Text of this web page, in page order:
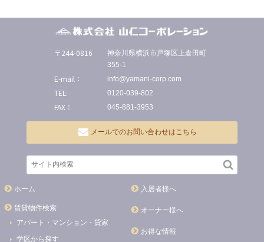
〒244-0816
神奈川県横浜市戸塚区上倉田町
355-1
E-mail： info@yamani-corp.com
TEL: 0120-039-802
FAX： 045-881-3953
メールでのお問い合わせはこちら
ホーム
賃貸物件検索
アパート・マンション・貸家
学区から探す
入居者様へ
オーナー様へ
お得な情報